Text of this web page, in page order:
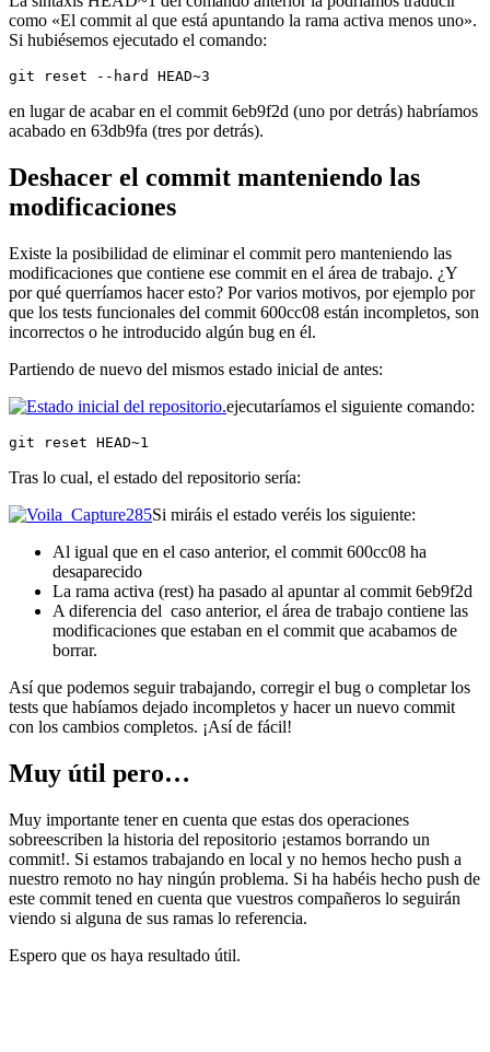
como «El commit al que está apuntando la rama activa menos uno».
Si hubiésemos ejecutado el comando:
git reset --hard HEAD~3
en lugar de acabar en el commit 6eb9f2d (uno por detrás) habríamos
acabado en 63db9fa (tres por detrás).
Deshacer el commit manteniendo las
modificaciones
Existe la posibilidad de eliminar el commit pero manteniendo las
modificaciones que contiene ese commit en el área de trabajo. ¿Y
por qué querríamos hacer esto? Por varios motivos, por ejemplo por
que los tests funcionales del commit 600cc08 están incompletos, son
incorrectos o he introducido algún bug en él.
Partiendo de nuevo del mismos estado inicial de antes:
ejecutaríamos el siguiente comando:
git reset HEAD~1
Tras lo cual, el estado del repositorio sería:
Si miráis el estado veréis los siguiente:
Al igual que en el caso anterior, el commit 600cc08 ha
desaparecido
La rama activa (rest) ha pasado al apuntar al commit 6eb9f2d
A diferencia del caso anterior, el área de trabajo contiene las
modificaciones que estaban en el commit que acabamos de
borrar.
Así que podemos seguir trabajando, corregir el bug o completar los
tests que habíamos dejado incompletos y hacer un nuevo commit
con los cambios completos. ¡Así de fácil!
Muy útil pero…
Muy importante tener en cuenta que estas dos operaciones
sobreescriben la historia del repositorio ¡estamos borrando un
commit!. Si estamos trabajando en local y no hemos hecho push a
nuestro remoto no hay ningún problema. Si ha habéis hecho push de
este commit tened en cuenta que vuestros compañeros lo seguirán
viendo si alguna de sus ramas lo referencia.
Espero que os haya resultado útil.